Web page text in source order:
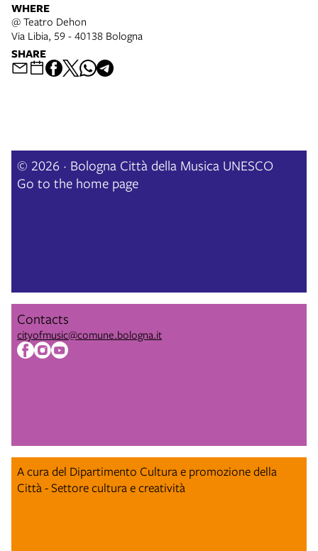
WHERE
@ Teatro Dehon
Via Libia, 59 - 40138 Bologna
SHARE
© 2026 · Bologna Città della Musica UNESCO
Go to the home page
Contacts
cityofmusic@comune.bologna.it
A cura del Dipartimento Cultura e promozione della
Città - Settore cultura e creatività